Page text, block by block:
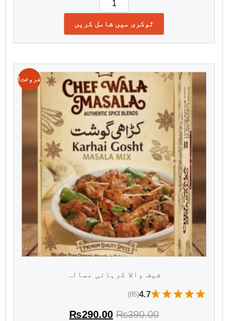
ٹوکری میں شامل کریں
فروخت!
شیف والا کرہائی مسالہ
4.7
(85)
₨390.00
₨290.00